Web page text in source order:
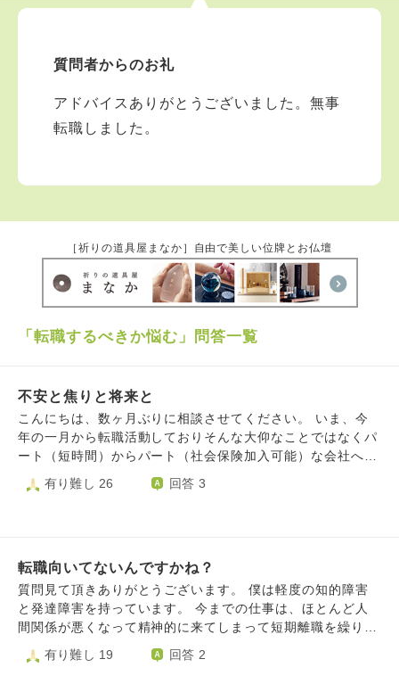
質問者からのお礼
アドバイスありがとうございました。無事
転職しました。
［祈りの道具屋まなか］自由で美しい位牌とお仏壇
「転職するべきか悩む」問答一覧
不安と焦りと将来と
こんにちは、数ヶ月ぶりに相談させてください。 いま、今
年の一月から転職活動しておりそんな大仰なことではなくパ
ート（短時間）からパート（社会保険加入可能）な会社への
転職になりそうな状況です （現状こちらがやりますと答え
たら入社可能な状況で返答期日が今週末） ただ、相談とい
ることへの対人関係での不安 今は夕～夜のパートですが、
次は朝から昼過ぎとなる生活リズムが一変すること 上記が
一気に押し寄せており心が考え焦り苦しい状況です。 収入
面や社保等の面では安定性は上がるので悪くはないのは確か
いまのとこで採用が決まり週4でパートしつつ家事炊事洗濯
有り難し 26 回答 3
転職向いてないんですかね？
質問見て頂きありがとうございます。 僕は軽度の知的障害
と発達障害を持っています。 今までの仕事は、ほとんど人
間関係が悪くなって精神的に来てしまって短期離職を繰り返
してきており、今は一時的に福祉施設であるb型継続支援に
通いながら就活を始めたり、運がいいのかどうか分かりませ
有り難し 19 回答 2